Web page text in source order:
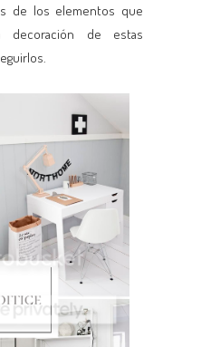
de los elementos que
de estas